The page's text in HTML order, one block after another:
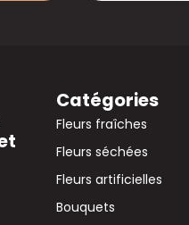
Catégories
Fleurs fraîches
Fleurs séchées
Fleurs artificielles
Bouquets